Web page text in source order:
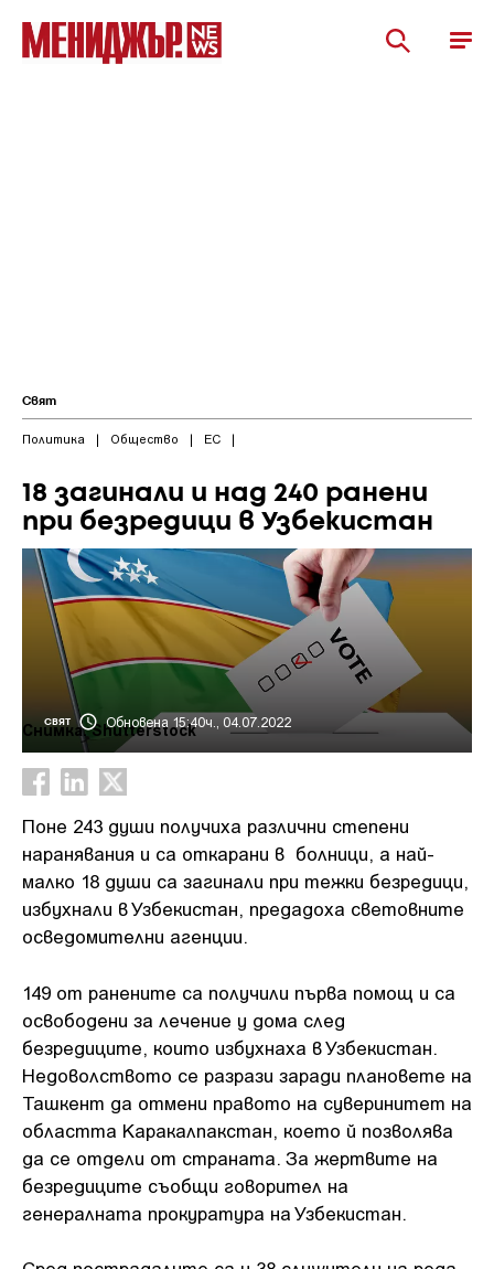
Свят
Политика | Общество | ЕС |
18 загинали и над 240 ранени
при безредици в Узбекистан
СВЯТ Обновена 15:40ч., 04.07.2022
Снимка: Shutterstock
Поне 243 души получиха различни степени
наранявания и са откарани в болници, а най-
малко 18 души са загинали при тежки безредици,
избухнали в Узбекистан, предадоха световните
осведомителни агенции.
149 от ранените са получили първа помощ и са
освободени за лечение у дома след
безредиците, които избухнаха в Узбекистан.
Недоволството се разрази заради плановете на
Ташкент да отмени правото на суверинитет на
областта Каракалпакстан, което й позволява
да се отдели от страната. За жертвите на
безредиците съобщи говорител на
генералната прокуратура на Узбекистан.